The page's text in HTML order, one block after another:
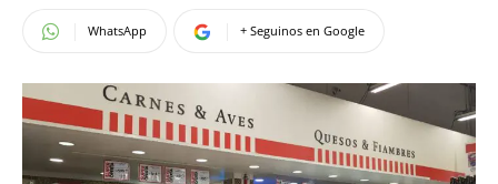
WhatsApp + Seguinos en Google